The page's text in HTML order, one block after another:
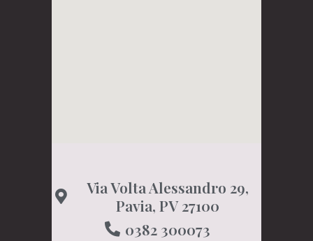
Via Volta Alessandro 29,
Pavia, PV 27100
0382 300073